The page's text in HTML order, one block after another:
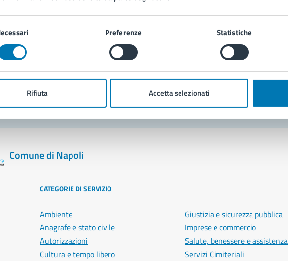
Preferenze Statistiche
Rifiuta Accetta selezionati
Richiedi assistenza
Prenota appuntamento
Problemi in città
Comune di Napoli
CATEGORIE DI SERVIZIO
Ambiente
Anagrafe e stato civile
Autorizzazioni
Cultura e tempo libero
Giustizia e sicurezza pubblica
Imprese e commercio
Salute, benessere e assistenza
Servizi Cimiteriali